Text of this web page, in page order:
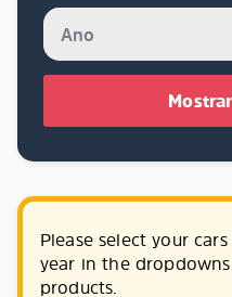
Please select your
year in the
products.